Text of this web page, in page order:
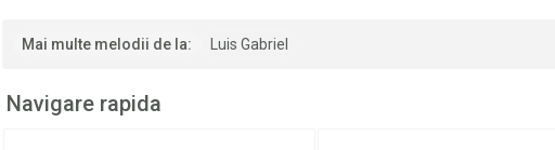
Mai multe melodii de la: Luis Gabriel
Navigare rapida